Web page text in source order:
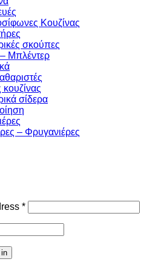
Κουζίνας
σκούπες
Μπλέντερ
κουζίνας
σίδερα
– Φρυγανιέρες
*Required
in